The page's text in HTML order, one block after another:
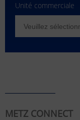
Unité commerciale
METZ CONNECT